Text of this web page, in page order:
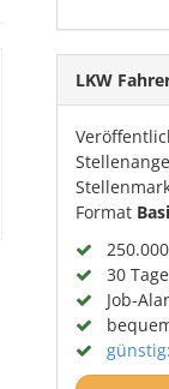
LKW
Format
30
Job-